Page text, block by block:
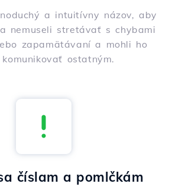
a intuitívny názov, aby
nemuseli stretávať s chybami
zapamätávaní a mohli ho
ostatným.
číslam a pomlčkám